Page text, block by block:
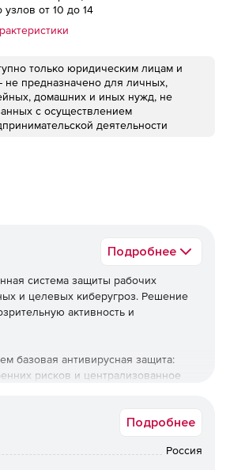
узлов от 10 до 14
только юридическим лицам и
не предназначено для личных,
домашних и иных нужд, не
с осуществлением
деятельности
Подробнее
система защиты рабочих
и целевых киберугроз. Решение
активность и
базовая антивирусная защита:
рисков и централизованное
на 1 год по количеству узлов)
Подробнее
Россия